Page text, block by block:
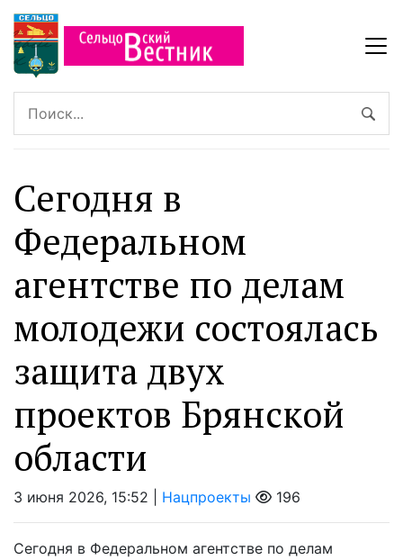
Сегодня в
Федеральном
агентстве по делам
молодежи состоялась
защита двух
проектов Брянской
области
3 июня 2026, 15:52 | Нацпроекты 196
Сегодня в Федеральном агентстве по делам